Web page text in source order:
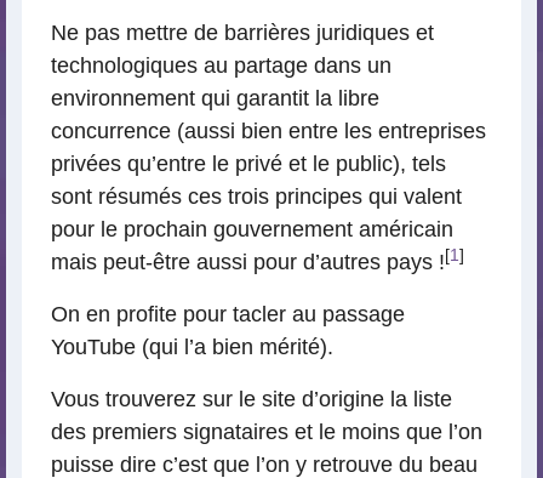
Ne pas mettre de barrières juridiques et
technologiques au partage dans un
environnement qui garantit la libre
concurrence (aussi bien entre les entreprises
privées qu’entre le privé et le public), tels
sont résumés ces trois principes qui valent
pour le prochain gouvernement américain
mais peut-être aussi pour d’autres pays ! [1]
On en profite pour tacler au passage
YouTube (qui l’a bien mérité).
Vous trouverez sur le site d’origine la liste
des premiers signataires et le moins que l’on
puisse dire c’est que l’on y retrouve du beau